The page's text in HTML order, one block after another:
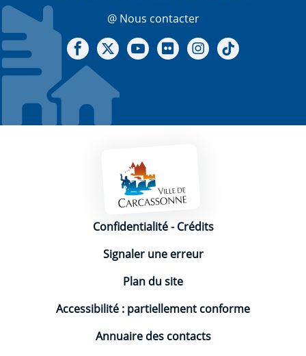
@ Nous contacter
Notre Facebook
Notre X - (twitter)
Notre chaine Youtube
Notre Gallerie sur Flickr
Notre Instagram
Mentions légales
Confidentialité-Crédits
Signaler une erreur
Plan du site
Accessibilité : partiellement conforme
Annuaire des contacts